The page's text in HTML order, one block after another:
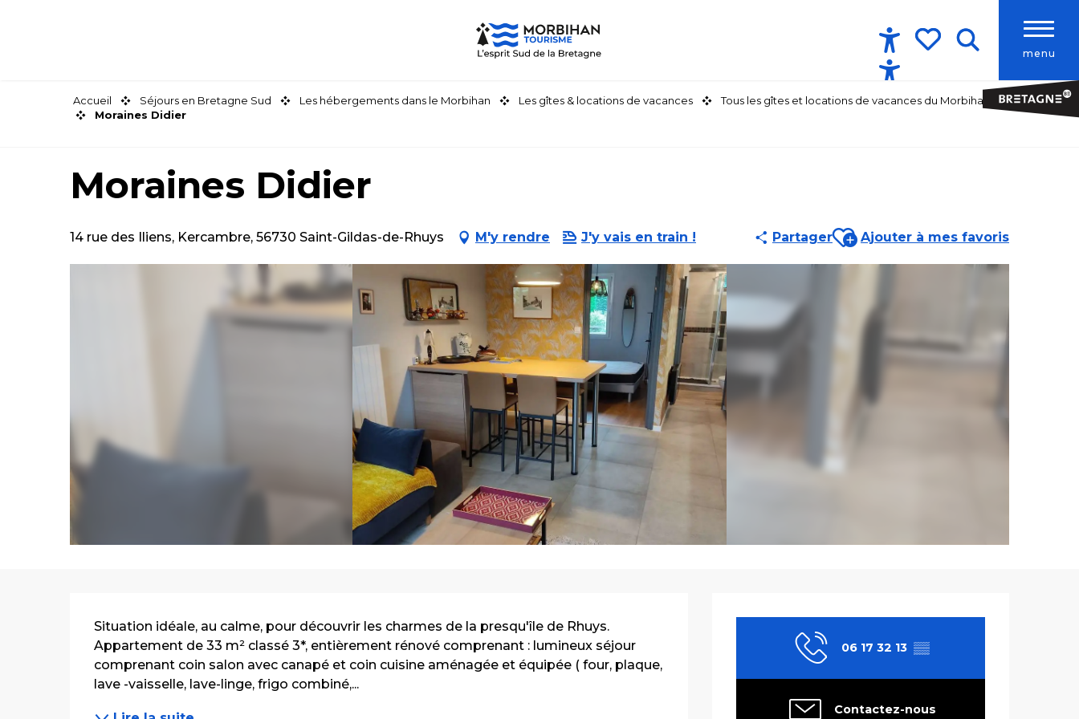
menu
Accessibilité
Accueil Séjours en Bretagne Sud Les hébergements dans le Morbihan Les gîtes & locations de vacances
Tous les gîtes et locations de vacances du Morbihan
Moraines Didier
Moraines Didier
14 rue des Iliens, Kercambre, 56730 Saint-Gildas-de-Rhuys M'y rendre J'y vais en train ! PartagerAjouter aux favoris
Ajouter à mes favoris
Ouverture et
06 17 32 13 ▒▒
Contactez-nous
Description
Situation idéale, au calme, pour découvrir les charmes de la presqu'île de Rhuys.
Appartement de 33 m² classé 3*, entièrement rénové comprenant : lumineux séjour
comprenant coin salon avec canapé et coin cuisine aménagée et équipée ( four, plaque,
lave -vaisselle, lave-linge, frigo combiné,...